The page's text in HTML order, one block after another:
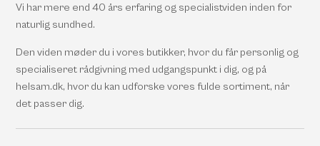
Vi har mere end 40 års erfaring og specialistviden inden for
naturlig sundhed.
Den viden møder du i vores butikker, hvor du får personlig og
specialiseret rådgivning med udgangspunkt i dig, og på
helsam.dk, hvor du kan udforske vores fulde sortiment, når
det passer dig.